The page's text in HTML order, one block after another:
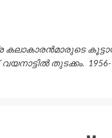
കലാകാരൻമാരുടെ
തുടക്കം.